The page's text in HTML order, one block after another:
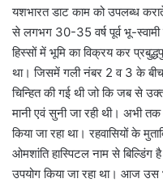
यशभारत डाट काम को उपलब्ध
से लगभग 30-35 वर्ष पूर्व भू-स्वामी
हिस्सों में भूमि का विक्रय कर
था। जिसमें गली नंबर 2 व 3 के
चिन्हित की गई थी जो कि जब से उक्त
मानी एवं सुनी जा रही थी। अभी तक
किया जा रहा था। रहवासियों के
ओमशांति हास्पिटल नाम से बिल्डिंग
उपयोग किया जा रहा था। आज उस